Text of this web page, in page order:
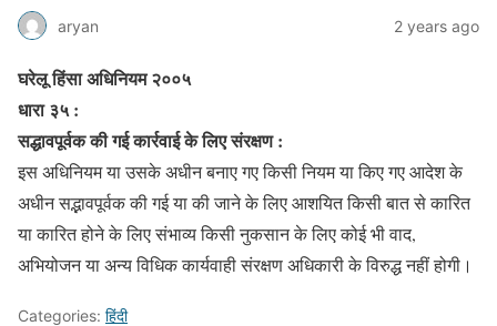
aryan 2 years ago
घरेलू हिंसा अधिनियम २००५
धारा ३५ :
सद्धावपूर्वक की गई कार्रवाई के लिए संरक्षण :
इस अधिनियम या उसके अधीन बनाए गए किसी नियम या किए गए आदेश के
अधीन सद्भावपूर्वक की गई या की जाने के लिए आशयित किसी बात से कारित
या कारित होने के लिए संभाव्य किसी नुकसान के लिए कोई भी वाद,
अभियोजन या अन्य विधिक कार्यवाही संरक्षण अधिकारी के विरुद्ध नहीं होगी।
Categories: हिंदी